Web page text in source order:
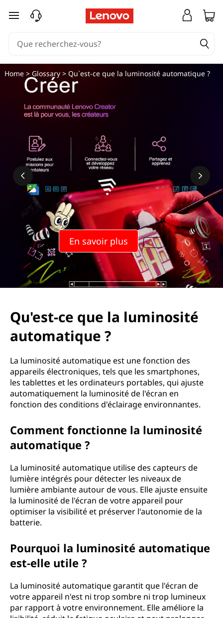
passer au contenu principal
En savoir plus
Home> Glossary> Qu`est-ce que la luminosité automatique ?
Qu'est-ce que la luminosité
automatique ?
La luminosité automatique est une fonction des
appareils électroniques, tels que les smartphones,
les tablettes et les ordinateurs portables, qui ajuste
automatiquement la luminosité de l'écran en
fonction des conditions d'éclairage environnantes.
Comment fonctionne la luminosité
automatique ?
La luminosité automatique utilise des capteurs de
lumière intégrés pour détecter les niveaux de
lumière ambiante autour de vous. Elle ajuste ensuite
la luminosité de l'écran de votre appareil pour
optimiser la visibilité et préserver l'autonomie de la
batterie.
Pourquoi la luminosité automatique
est-elle utile ?
La luminosité automatique garantit que l'écran de
votre appareil n'est ni trop sombre ni trop lumineux
par rapport à votre environnement. Elle améliore la